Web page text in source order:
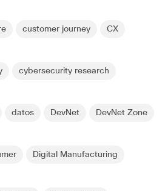
customer journey CX
cybersecurity research
datos DevNet DevNet Zone
Digital Manufacturing